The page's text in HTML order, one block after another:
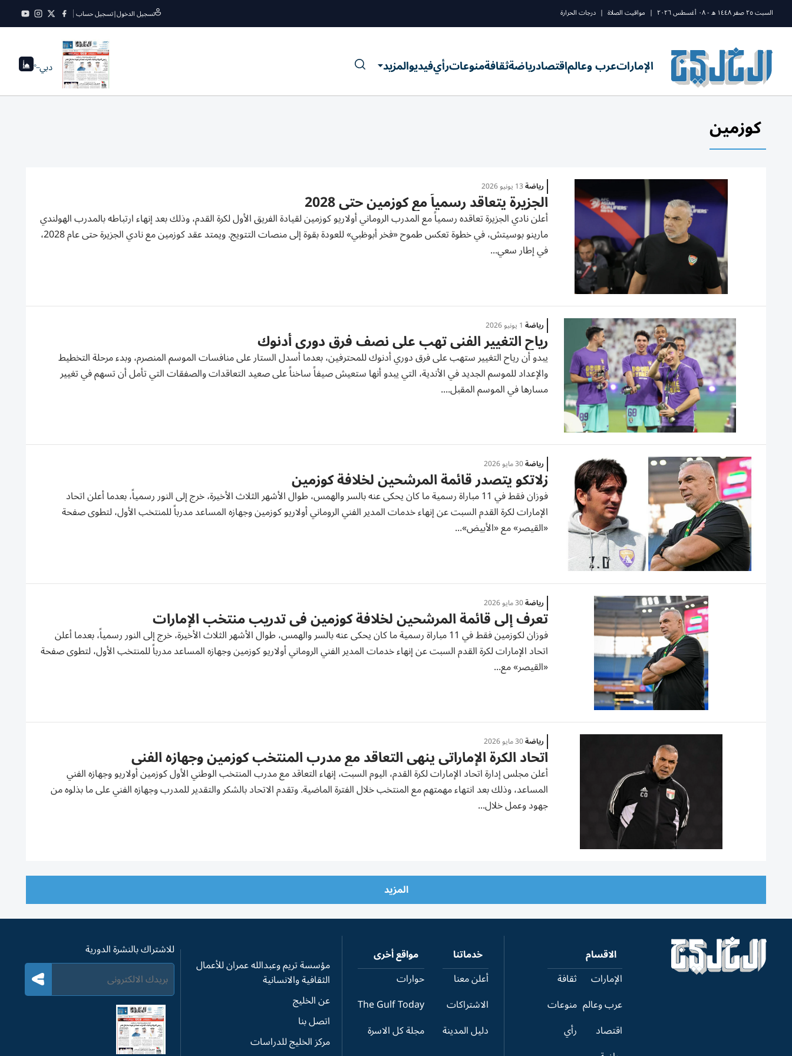
السبت ٢٥ صفر ١٤٤٨ ه - ٠٨ أغسطس ٢٠٢٦ | مواقيت الصلاة | درجات الحرارة تسجيل الدخول|تسجيل حساب
الإماراتعرب وعالماقتصادرياضةثقافةمنوعاترأيفيديوالمزيد دبي--°
كوزمين
رياضة13 يونيو 2026
الجزيرة يتعاقد رسمياً مع كوزمين حتى 2028
أعلن نادي الجزيرة تعاقده رسمياً مع المدرب الروماني أولاريو كوزمين لقيادة الفريق الأول لكرة القدم، وذلك بعد إنهاء ارتباطه بالمدرب الهولندي
مارينو بوسيتش، في خطوة تعكس طموح «فخر أبوظبي» للعودة بقوة إلى منصات التتويج. ويمتد عقد كوزمين مع نادي الجزيرة حتى عام 2028،
في إطار سعي...
رياضة 1 يونيو 2026
رياح التغيير الفني تهب على نصف فرق دوري أدنوك
يبدو أن رياح التغيير ستهب على فرق دوري أدنوك للمحترفين، بعدما أسدل الستار على منافسات الموسم المنصرم، وبدء مرحلة التخطيط
والإعداد للموسم الجديد في الأندية، التي يبدو أنها ستعيش صيفاً ساخناً على صعيد التعاقدات والصفقات التي تأمل أن تسهم في تغيير
مسارها في الموسم المقبل....
رياضة30 مايو 2026
زلاتكو يتصدر قائمة المرشحين لخلافة كوزمين
فوزان فقط في 11 مباراة رسمية ما كان يحكى عنه بالسر والهمس، طوال الأشهر الثلاث الأخيرة، خرج إلى النور رسمياً، بعدما أعلن اتحاد
الإمارات لكرة القدم السبت عن إنهاء خدمات المدير الفني الروماني أولاريو كوزمين وجهازه المساعد مدرباً للمنتخب الأول، لتطوى صفحة
«القيصر» مع «الأبيض»...
رياضة30 مايو 2026
تعرف إلى قائمة المرشحين لخلافة كوزمين في تدريب منتخب الإمارات
فوزان لكوزمين فقط في 11 مباراة رسمية ما كان يحكى عنه بالسر والهمس، طوال الأشهر الثلاث الأخيرة، خرج إلى النور رسمياً، بعدما أعلن
اتحاد الإمارات لكرة القدم السبت عن إنهاء خدمات المدير الفني الروماني أولاريو كوزمين وجهازه المساعد مدرباً للمنتخب الأول، لتطوى صفحة
«القيصر» مع...
رياضة30 مايو 2026
اتحاد الكرة الإماراتي ينهي التعاقد مع مدرب المنتخب كوزمين وجهازه الفني
أعلن مجلس إدارة اتحاد الإمارات لكرة القدم، اليوم السبت، إنهاء التعاقد مع مدرب المنتخب الوطني الأول كوزمين أولاريو وجهازه الفني
المساعد، وذلك بعد انتهاء مهمتهم مع المنتخب خلال الفترة الماضية. وتقدم الاتحاد بالشكر والتقدير للمدرب وجهازه الفني على ما بذلوه من
جهود وعمل خلال...
المزيد
الاقسام
الإمارات
عرب وعالم
اقتصاد
ثقافة
منوعات
رأي
خدماتنا
أعلن معنا
الاشتراكات
دليل المدينة
مواقع أخرى
حوارات
The Gulf Today
مجلة كل الاسرة
مؤسسة تريم وعبدالله عمران للأعمال
الثقافية والانسانية
عن الخليج
اتصل بنا
مركز الخليج للدراسات
للاشتراك بالنشرة الدورية